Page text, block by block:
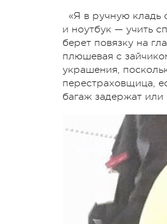
«Я в ручную кладь
и ноутбук — учить
берет повязку на
плюшевая с
украшения,
перестраховщица,
багаж задержат или